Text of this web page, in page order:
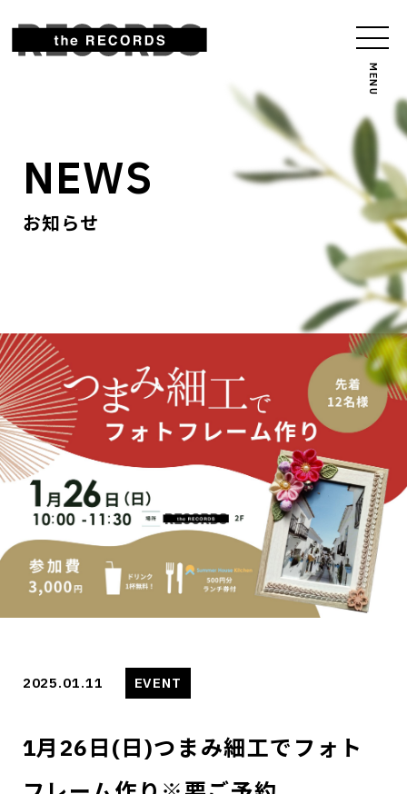
NEWS
お知らせ
2025.01.11 EVENT
1月26日(日)つまみ細工でフォト